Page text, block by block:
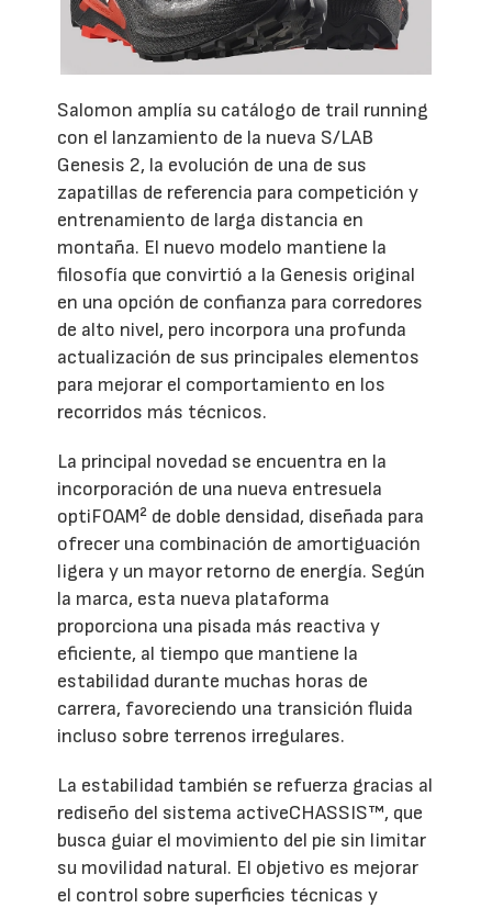
Salomon amplía su catálogo de trail running
con el lanzamiento de la nueva S/LAB
Genesis 2, la evolución de una de sus
zapatillas de referencia para competición y
entrenamiento de larga distancia en
montaña. El nuevo modelo mantiene la
filosofía que convirtió a la Genesis original
en una opción de confianza para corredores
de alto nivel, pero incorpora una profunda
actualización de sus principales elementos
para mejorar el comportamiento en los
recorridos más técnicos.
La principal novedad se encuentra en la
incorporación de una nueva entresuela
optiFOAM² de doble densidad, diseñada para
ofrecer una combinación de amortiguación
ligera y un mayor retorno de energía. Según
la marca, esta nueva plataforma
proporciona una pisada más reactiva y
eficiente, al tiempo que mantiene la
estabilidad durante muchas horas de
carrera, favoreciendo una transición fluida
incluso sobre terrenos irregulares.
La estabilidad también se refuerza gracias al
rediseño del sistema activeCHASSIS™, que
busca guiar el movimiento del pie sin limitar
su movilidad natural. El objetivo es mejorar
el control sobre superficies técnicas y